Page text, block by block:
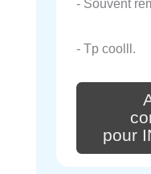
- Souvent
- Tp coolll.
pour